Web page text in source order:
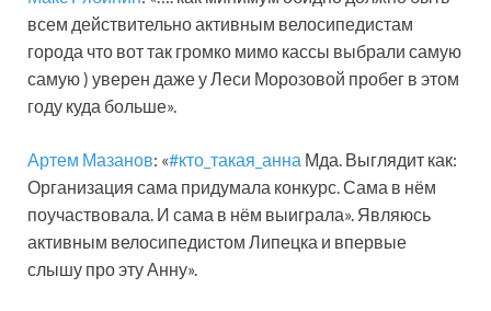
всем действительно активным велосипедистам
города что вот так громко мимо кассы выбрали самую
самую ) уверен даже у Леси Морозовой пробег в этом
году куда больше».
Артем Мазанов: «#кто_такая_анна Мда. Выглядит как:
Организация сама придумала конкурс. Сама в нём
поучаствовала. И сама в нём выиграла». Являюсь
активным велосипедистом Липецка и впервые
слышу про эту Анну».